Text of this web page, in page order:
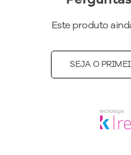
Este produto
SEJA O